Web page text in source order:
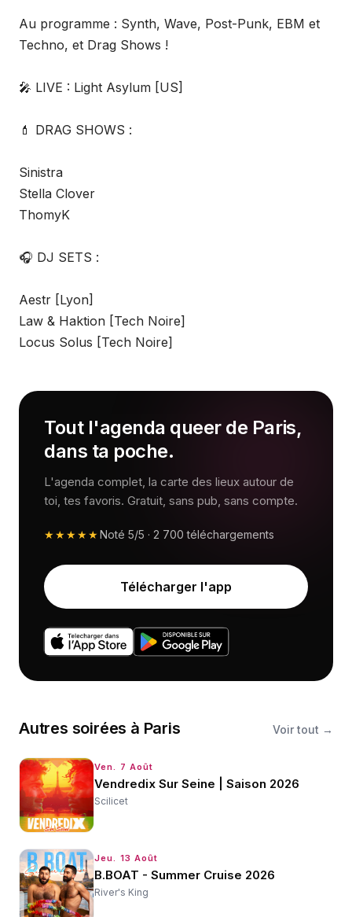
Au programme : Synth, Wave, Post-Punk, EBM et
Techno, et Drag Shows !
🎤 LIVE : Light Asylum [US]
💄 DRAG SHOWS :
Sinistra
Stella Clover
ThomyK
🎧 DJ SETS :
Aestr [Lyon]
Law & Haktion [Tech Noire]
Locus Solus [Tech Noire]
Tout l'agenda queer de Paris,
dans ta poche.
L'agenda complet, la carte des lieux autour de
toi, tes favoris. Gratuit, sans pub, sans compte.
★★★★★Noté 5/5 · 2 700 téléchargements
Télécharger l'app
Autres soirées à Paris Voir tout →
Ven. 7 Août
Vendredix Sur Seine | Saison 2026
Scilicet
Jeu. 13 Août
B.BOAT - Summer Cruise 2026
River's King